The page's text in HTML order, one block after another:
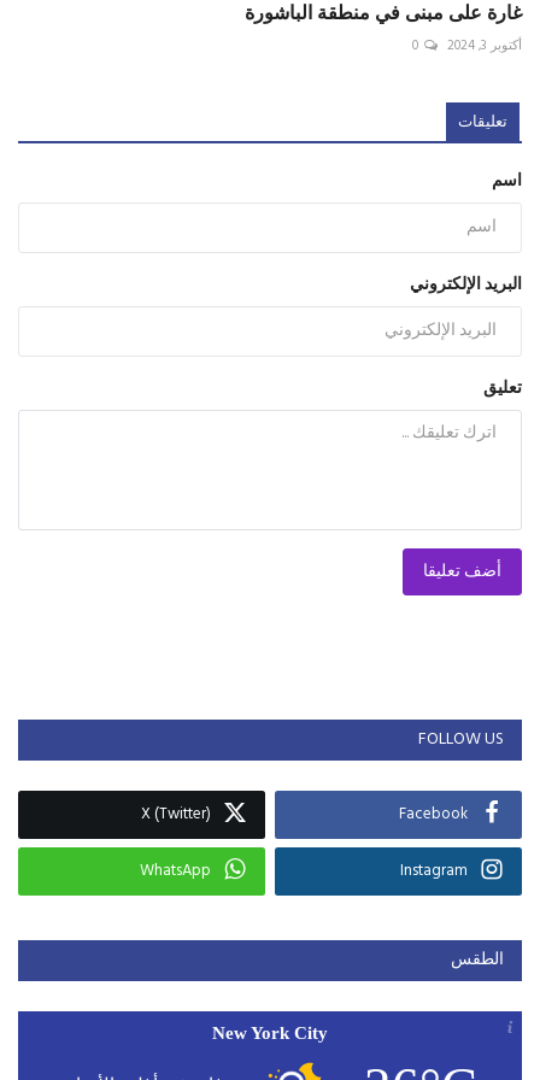
غارة على مبنى في منطقة الباشورة
أكتوبر 3, 2024 0
تعليقات
اسم
البريد الإلكتروني
تعليق
أضف تعليقا
FOLLOW US
Facebook
X (Twitter)
Instagram
WhatsApp
الطقس
New York City